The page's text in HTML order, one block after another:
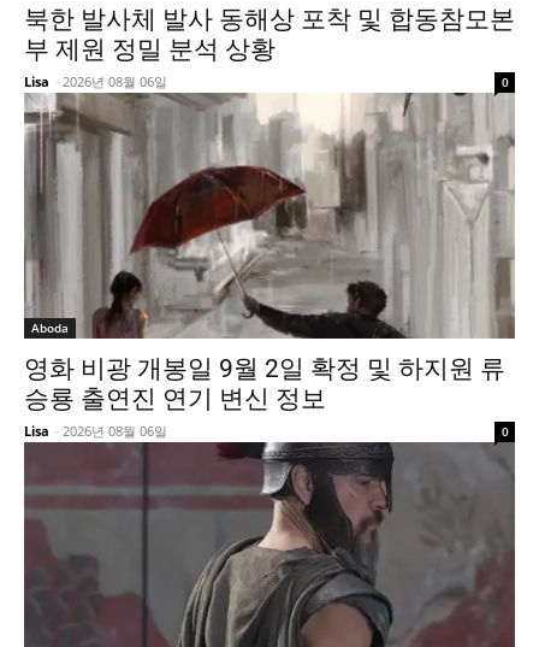
북한 발사체 발사 동해상 포착 및 합동참모본
부 제원 정밀 분석 상황
Lisa - 2026년 08월 06일 0
Aboda
영화 비광 개봉일 9월 2일 확정 및 하지원 류
승룡 출연진 연기 변신 정보
Lisa - 2026년 08월 06일 0